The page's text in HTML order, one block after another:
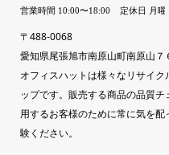
〒488-0068
愛知県尾張旭市南原山町南原山７
オフィスハットは様々なリサイ
ップです。販売する商品の品質
用するお客様のために常に気を
験ください。